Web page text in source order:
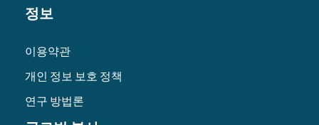
정보
이용약관
개인 정보 보호 정책
연구 방법론